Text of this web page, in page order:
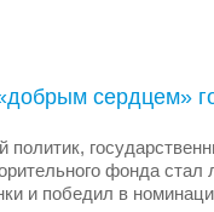
сердцем»
политик,
фонда стал
и победил в